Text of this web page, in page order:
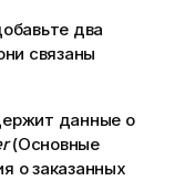
два
связаны
данные о
(Основные
о заказанных